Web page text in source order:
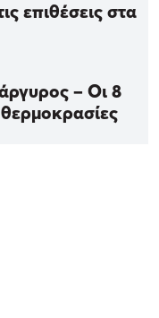
επιθέσεις στα
– Οι 8